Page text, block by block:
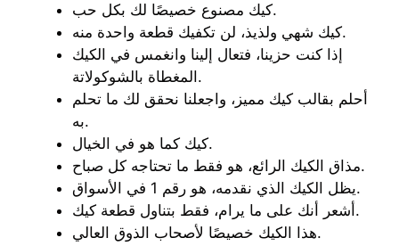
كيك مصنوع خصيصًا لك بكل حب.
كيك شهي ولذيذ، لن تكفيك قطعة واحدة منه.
إذا كنت حزينا، فتعال إلينا وانغمس في الكيك
المغطاة بالشوكولاتة.
أحلم بقالب كيك مميز، واجعلنا نحقق لك ما تحلم
به.
كيك كما هو في الخيال.
مذاق الكيك الرائع، هو فقط ما تحتاجه كل صباح.
يظل الكيك الذي نقدمه، هو رقم 1 في الأسواق.
أشعر أنك على ما يرام، فقط بتناول قطعة كيك.
هذا الكيك خصيصًا لأصحاب الذوق العالي.